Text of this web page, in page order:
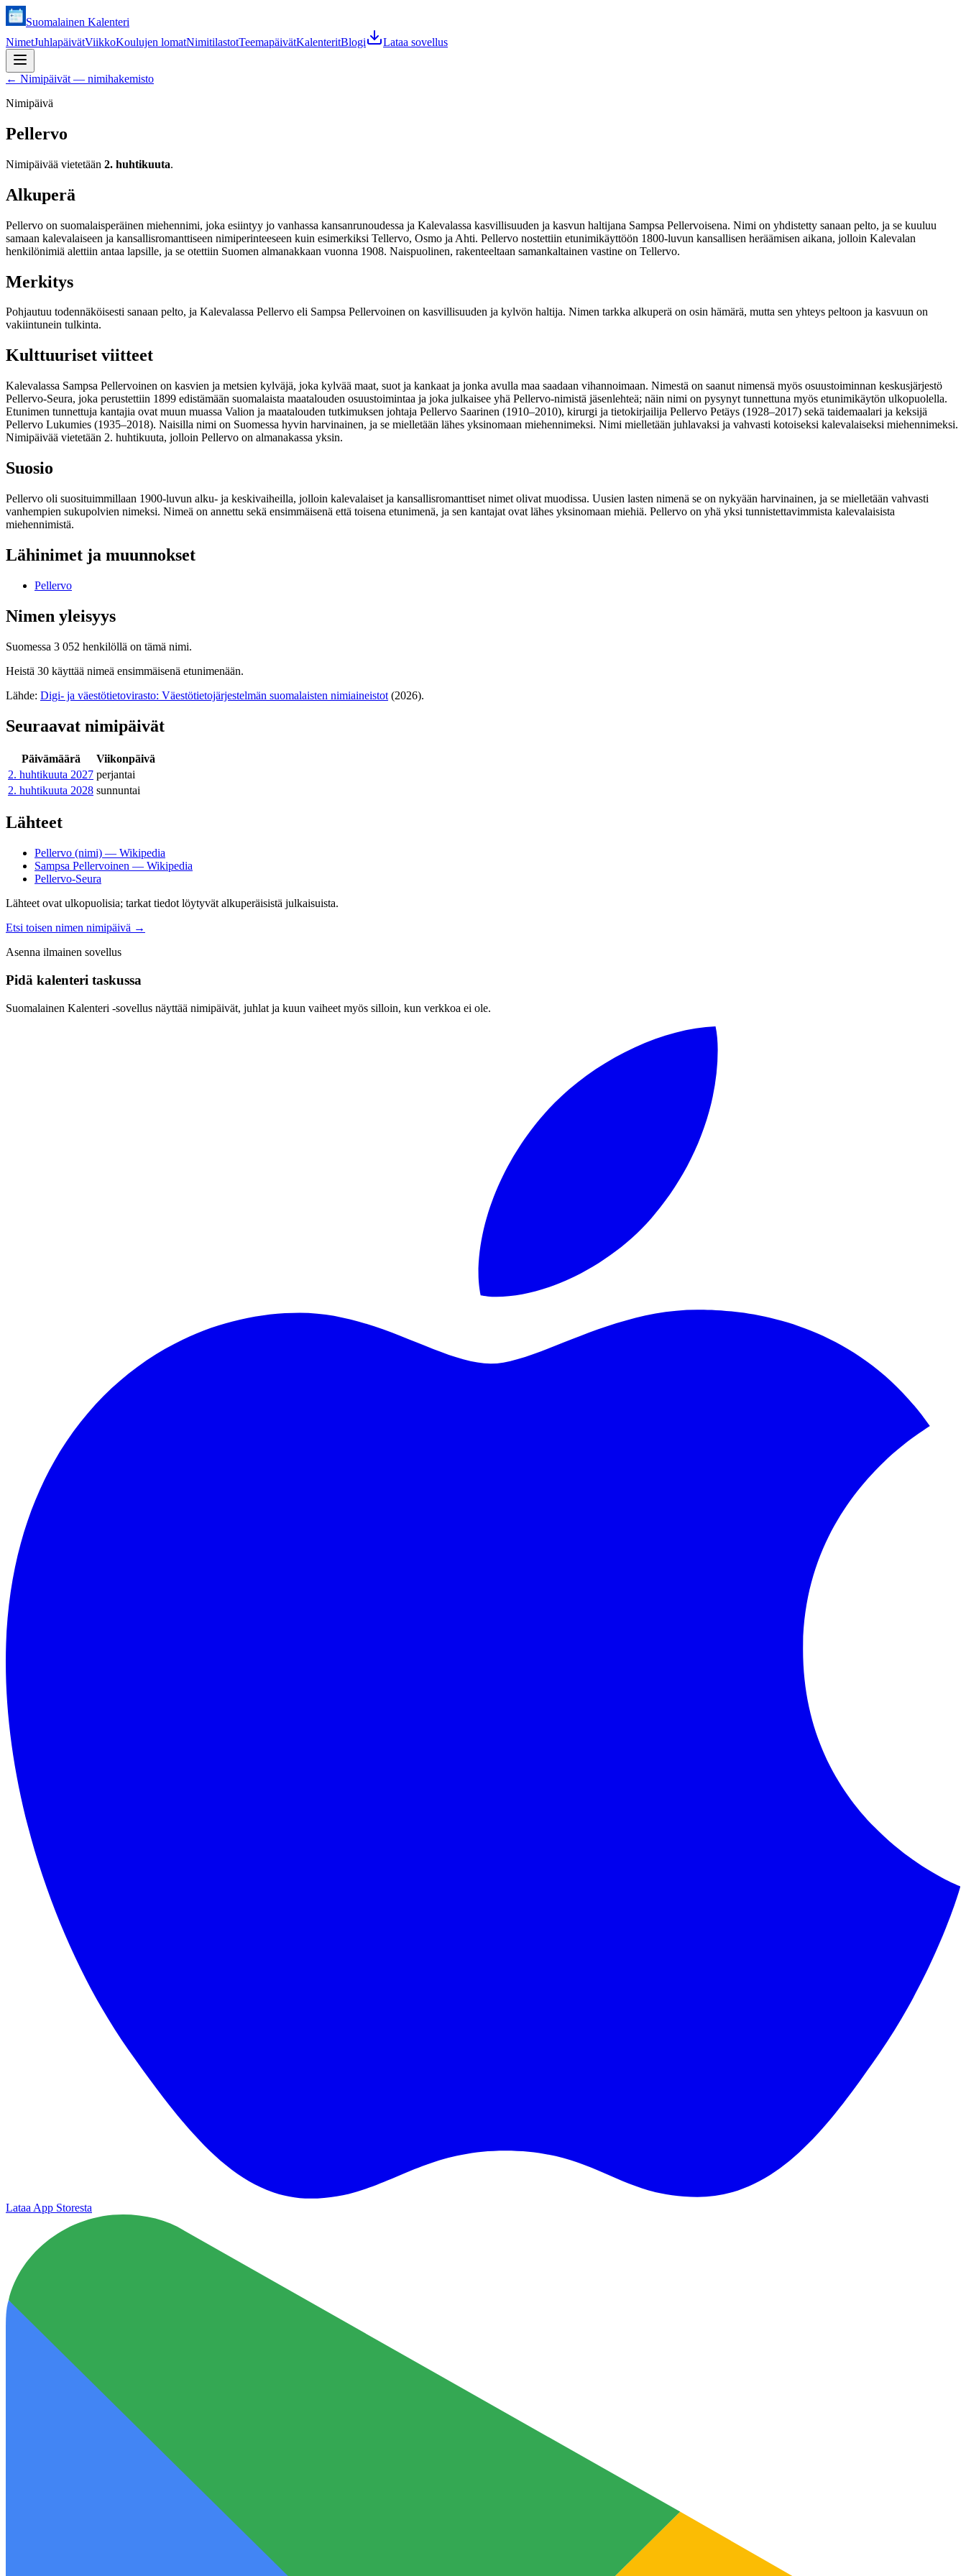
Suomalainen Kalenteri
NimetJuhlapäivätViikkoKoulujen lomatNimitilastotTeemapäivätKalenteritBlogi Lataa sovellus
← Nimipäivät — nimihakemisto
Nimipäivä
Pellervo
Nimipäivää vietetään 2. huhtikuuta.
Alkuperä
Pellervo on suomalaisperäinen miehennimi, joka esiintyy jo vanhassa kansanrunoudessa ja Kalevalassa kasvillisuuden ja kasvun haltijana Sampsa Pellervoisena. Nimi on yhdistetty sanaan pelto, ja se kuuluu
samaan kalevalaiseen ja kansallisromanttiseen nimiperinteeseen kuin esimerkiksi Tellervo, Osmo ja Ahti. Pellervo nostettiin etunimikäyttöön 1800-luvun kansallisen heräämisen aikana, jolloin Kalevalan
henkilönimiä alettiin antaa lapsille, ja se otettiin Suomen almanakkaan vuonna 1908. Naispuolinen, rakenteeltaan samankaltainen vastine on Tellervo.
Merkitys
Pohjautuu todennäköisesti sanaan pelto, ja Kalevalassa Pellervo eli Sampsa Pellervoinen on kasvillisuuden ja kylvön haltija. Nimen tarkka alkuperä on osin hämärä, mutta sen yhteys peltoon ja kasvuun on
vakiintunein tulkinta.
Kulttuuriset viitteet
Kalevalassa Sampsa Pellervoinen on kasvien ja metsien kylväjä, joka kylvää maat, suot ja kankaat ja jonka avulla maa saadaan vihannoimaan. Nimestä on saanut nimensä myös osuustoiminnan keskusjärjestö
Pellervo-Seura, joka perustettiin 1899 edistämään suomalaista maatalouden osuustoimintaa ja joka julkaisee yhä Pellervo-nimistä jäsenlehteä; näin nimi on pysynyt tunnettuna myös etunimikäytön ulkopuolella.
Etunimen tunnettuja kantajia ovat muun muassa Valion ja maatalouden tutkimuksen johtaja Pellervo Saarinen (1910–2010), kirurgi ja tietokirjailija Pellervo Petäys (1928–2017) sekä taidemaalari ja keksijä
Pellervo Lukumies (1935–2018). Naisilla nimi on Suomessa hyvin harvinainen, ja se mielletään lähes yksinomaan miehennimeksi. Nimi mielletään juhlavaksi ja vahvasti kotoiseksi kalevalaiseksi miehennimeksi.
Nimipäivää vietetään 2. huhtikuuta, jolloin Pellervo on almanakassa yksin.
Suosio
Pellervo oli suosituimmillaan 1900-luvun alku- ja keskivaiheilla, jolloin kalevalaiset ja kansallisromanttiset nimet olivat muodissa. Uusien lasten nimenä se on nykyään harvinainen, ja se mielletään vahvasti
vanhempien sukupolvien nimeksi. Nimeä on annettu sekä ensimmäisenä että toisena etunimenä, ja sen kantajat ovat lähes yksinomaan miehiä. Pellervo on yhä yksi tunnistettavimmista kalevalaisista
miehennimistä.
Lähinimet ja muunnokset
Pellervo
Nimen yleisyys
Suomessa 3 052 henkilöllä on tämä nimi.
Heistä 30 käyttää nimeä ensimmäisenä etunimenään.
Lähde: Digi- ja väestötietovirasto: Väestötietojärjestelmän suomalaisten nimiaineistot (2026).
Seuraavat nimipäivät
Päivämäärä
Viikonpäivä
2. huhtikuuta 2027 perjantai
2. huhtikuuta 2028 sunnuntai
Lähteet
Pellervo (nimi) — Wikipedia
Sampsa Pellervoinen — Wikipedia
Pellervo-Seura
Lähteet ovat ulkopuolisia; tarkat tiedot löytyvät alkuperäisistä julkaisuista.
Etsi toisen nimen nimipäivä →
Asenna ilmainen sovellus
Pidä kalenteri taskussa
Suomalainen Kalenteri ‑sovellus näyttää nimipäivät, juhlat ja kuun vaiheet myös silloin, kun verkkoa ei ole.
Lataa App Storesta